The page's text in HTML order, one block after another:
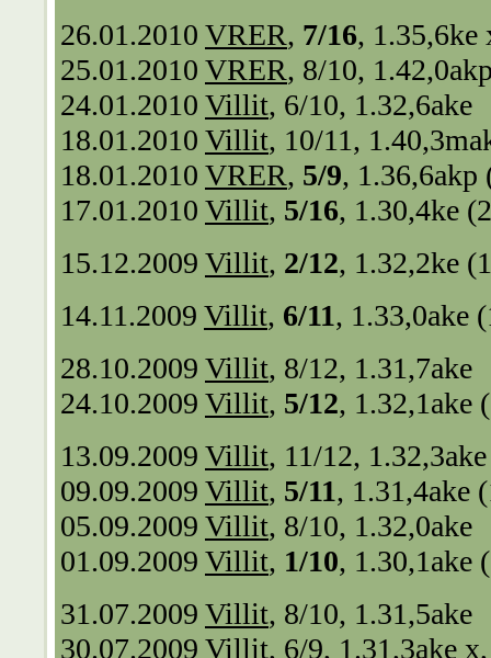
26.01.2010 VRER, 7/16, 1.35,6ke
25.01.2010 VRER, 8/10,
24.01.2010 Villit, 6/10, 1.32,6ake
18.01.2010 Villit, 10/11,
18.01.2010 VRER, 5/9, 1.36,6akp
17.01.2010 Villit, 5/16, 1.30,4ke
15.12.2009 Villit, 2/12, 1.32,2ke
14.11.2009 Villit, 6/11, 1.33,0ake
28.10.2009 Villit, 8/12, 1.31,7ake
24.10.2009 Villit, 5/12, 1.32,1ake
13.09.2009 Villit, 11/12, 1.32,3ake
09.09.2009 Villit, 5/11, 1.31,4ake
05.09.2009 Villit, 8/10, 1.32,0ake
01.09.2009 Villit, 1/10, 1.30,1ake
31.07.2009 Villit, 8/10, 1.31,5ake
30.07.2009 Villit, 6/9, 1.31,3ake